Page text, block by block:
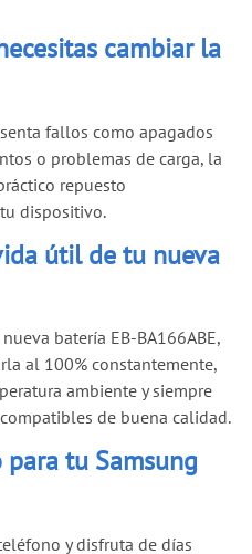
cambiar la
fallos como apagados
o problemas de carga, la
repuesto
dispositivo.
útil de tu nueva
batería EB-BA166ABE,
al 100% constantemente,
ambiente y siempre
de buena calidad.
tu Samsung
y disfruta de días